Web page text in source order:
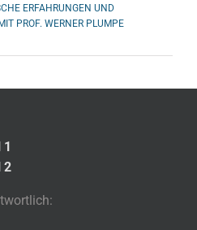
ERFAHRUNGEN UND
PROF. WERNER PLUMPE
2